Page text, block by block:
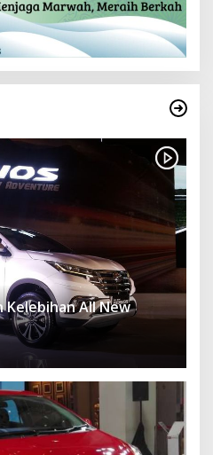
Kelebihan All New